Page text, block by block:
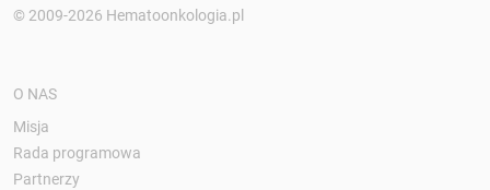
© 2009-2026 Hematoonkologia.pl
O NAS
Misja
Rada programowa
Partnerzy